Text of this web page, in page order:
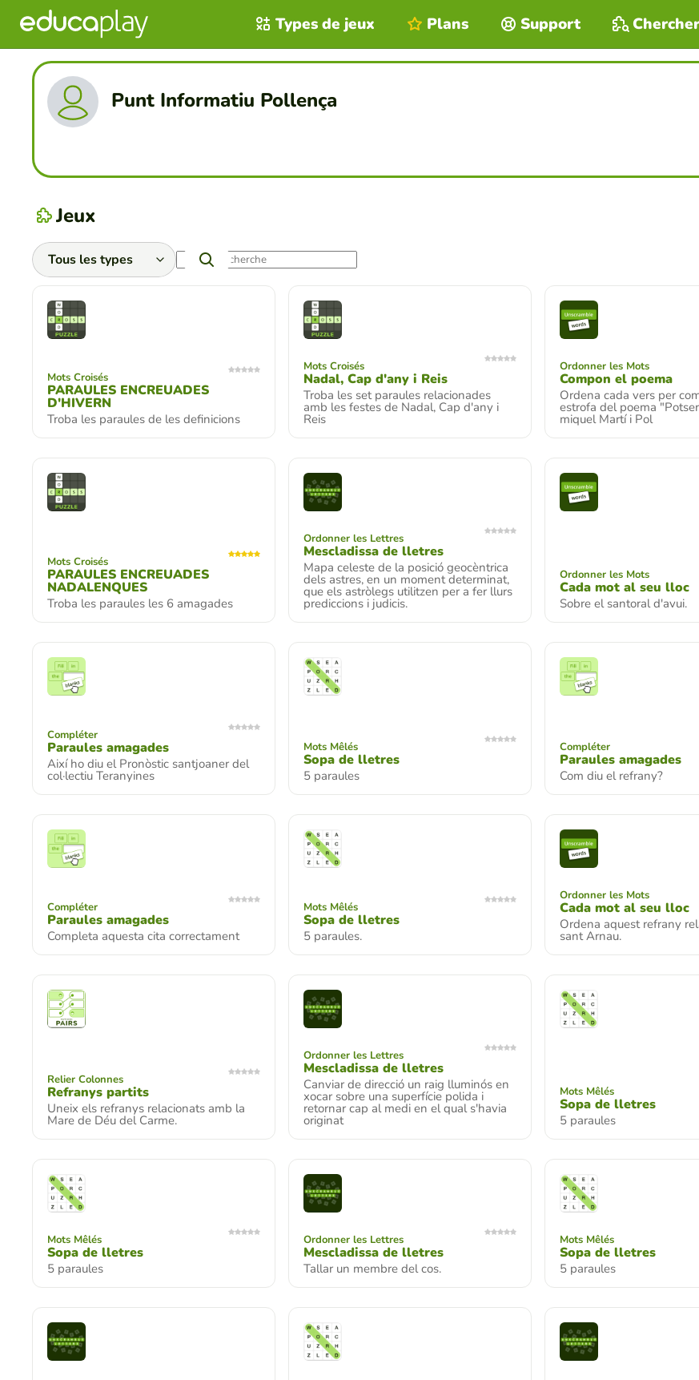
Types de jeux Plans Support
Punt Informatiu Pollença
Jeux
Mots Croisés
PARAULES ENCREUADES
D'HIVERN
Troba les paraules de les definicions
Mots Croisés
Nadal, Cap d'any i Reis
Troba les set paraules relacionades
amb les festes de Nadal, Cap d'any i
Reis
Ordonner les Mots
Compon el poema
Ordena cada vers per
estrofa del poema
miquel Martí i Pol
Mots Croisés
PARAULES ENCREUADES
NADALENQUES
Troba les paraules les 6 amagades
Ordonner les Lettres
Mescladissa de lletres
Mapa celeste de la posició geocèntrica
dels astres, en un moment determinat,
que els astròlegs utilitzen per a fer llurs
prediccions i judicis.
Ordonner les Mots
Cada mot al seu lloc
Sobre el santoral d'avui.
Compléter
Paraules amagades
Així ho diu el Pronòstic santjoaner del
col·lectiu Teranyines
Mots Mêlés
Sopa de lletres
5 paraules
Compléter
Paraules amagades
Com diu el refrany?
Compléter
Paraules amagades
Completa aquesta cita correctament
Mots Mêlés
Sopa de lletres
5 paraules.
Ordonner les Mots
Cada mot al seu lloc
Ordena aquest refrany
sant Arnau.
Relier Colonnes
Refranys partits
Uneix els refranys relacionats amb la
Mare de Déu del Carme.
Ordonner les Lettres
Mescladissa de lletres
Canviar de direcció un raig lluminós en
xocar sobre una superfície polida i
retornar cap al medi en el qual s'havia
originat
Mots Mêlés
Sopa de lletres
5 paraules
Mots Mêlés
Sopa de lletres
5 paraules
Ordonner les Lettres
Mescladissa de lletres
Tallar un membre del cos.
Mots Mêlés
Sopa de lletres
5 paraules